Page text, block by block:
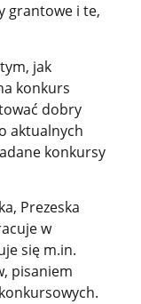
grantowe i te,
jak
konkurs
dobry
aktualnych
konkursy
Prezeska
w
się m.in.
pisaniem